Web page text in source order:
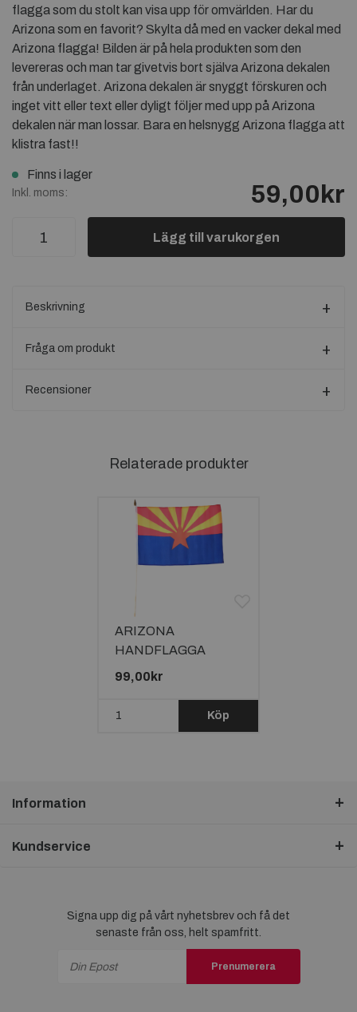
flagga som du stolt kan visa upp för omvärlden. Har du
Arizona som en favorit? Skylta då med en vacker dekal med
Arizona flagga! Bilden är på hela produkten som den
levereras och man tar givetvis bort själva Arizona dekalen
från underlaget. Arizona dekalen är snyggt förskuren och
inget vitt eller text eller dyligt följer med upp på Arizona
dekalen när man lossar. Bara en helsnygg Arizona flagga att
klistra fast!!
Finns i lager
Inkl. moms: 59,00kr
Lägg till varukorgen
Beskrivning
Fråga om produkt
Recensioner
Relaterade produkter
ARIZONA
HANDFLAGGA
45X30CM
99,00kr
Köp
Information
Kundservice
Signa upp dig på vårt nyhetsbrev och få det
senaste från oss, helt spamfritt.
Prenumerera